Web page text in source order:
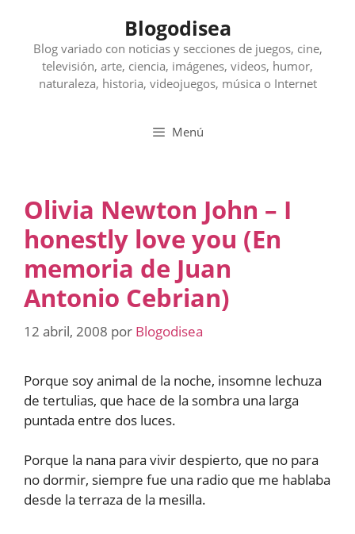
contenido
Blogodisea
Blog variado con noticias y secciones de juegos, cine,
televisión, arte, ciencia, imágenes, videos, humor,
naturaleza, historia, videojuegos, música o Internet
Menú
Olivia Newton John – I
honestly love you (En
memoria de Juan
Antonio Cebrian)
12 abril, 2008 por Blogodisea
Porque soy animal de la noche, insomne lechuza
de tertulias, que hace de la sombra una larga
puntada entre dos luces.
Porque la nana para vivir despierto, que no para
no dormir, siempre fue una radio que me hablaba
desde la terraza de la mesilla.